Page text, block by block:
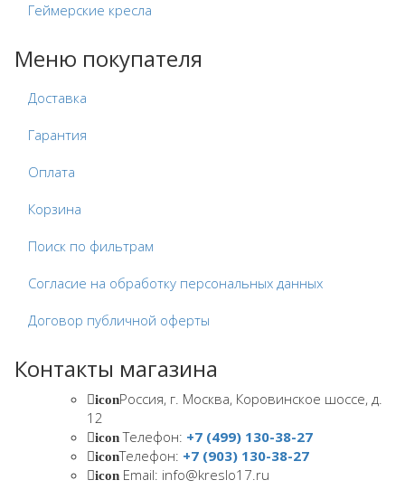
Геймерские кресла
Меню покупателя
Доставка
Гарантия
Оплата
Корзина
Поиск по фильтрам
Согласие на обработку персональных данных
Договор публичной оферты
Контакты магазина
iconРоссия, г. Москва, Коровинское шоссе, д.
12
iconТелефон: +7 (499) 130-38-27
iconТелефон: +7 (903) 130-38-27
icon Email: info@kreslo17.ru